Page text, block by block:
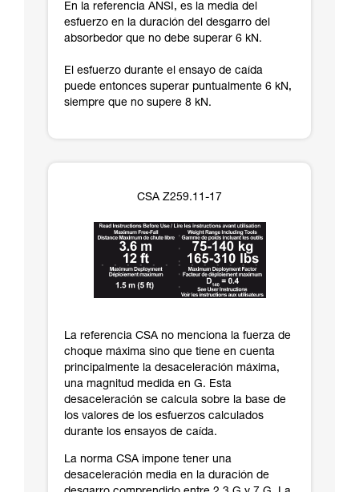
En la referencia ANSI, es la media del
esfuerzo en la duración del desgarro del
absorbedor que no debe superar 6 kN.
El esfuerzo durante el ensayo de caída
puede entonces superar puntualmente 6 kN,
siempre que no supere 8 kN.
CSA Z259.11-17
La referencia CSA no menciona la fuerza de
choque máxima sino que tiene en cuenta
principalmente la desaceleración máxima,
una magnitud medida en G. Esta
desaceleración se calcula sobre la base de
los valores de los esfuerzos calculados
durante los ensayos de caída.
La norma CSA impone tener una
desaceleración media en la duración de